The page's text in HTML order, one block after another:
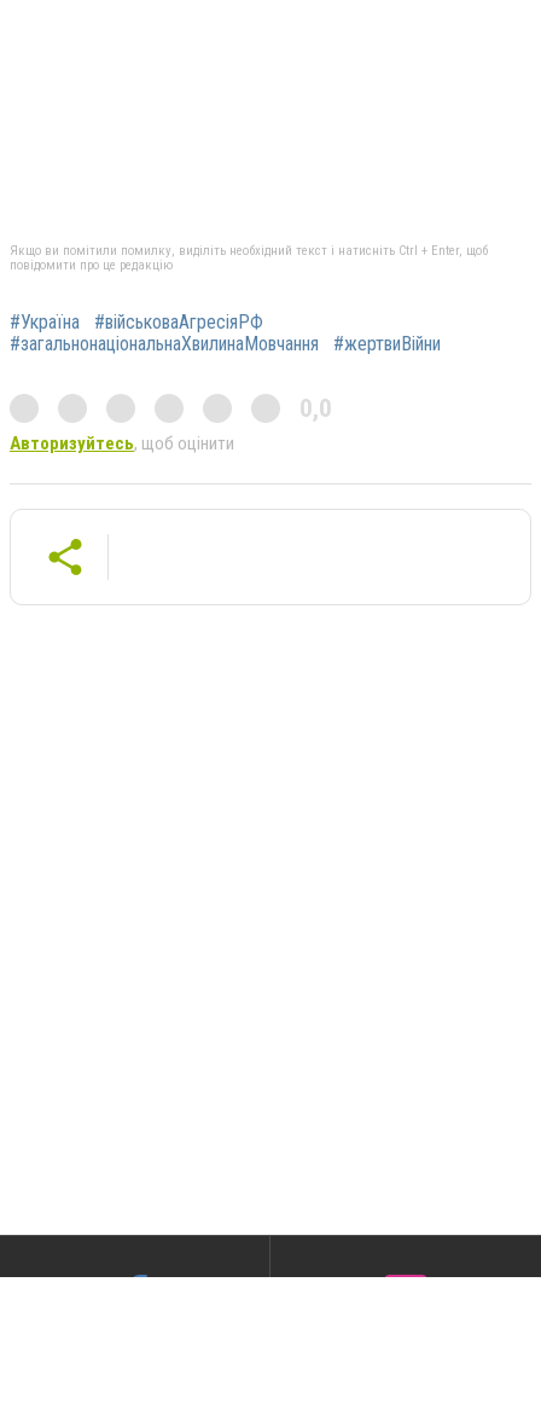
Якщо ви помітили помилку, виділіть необхідний текст і натисніть Ctrl + Enter, щоб
повідомити про це редакцію
#Україна
#військоваАгресіяРФ
#загальнонаціональнаХвилинаМовчання
#жертвиВійни
0,0
Авторизуйтесь, щоб оцінити